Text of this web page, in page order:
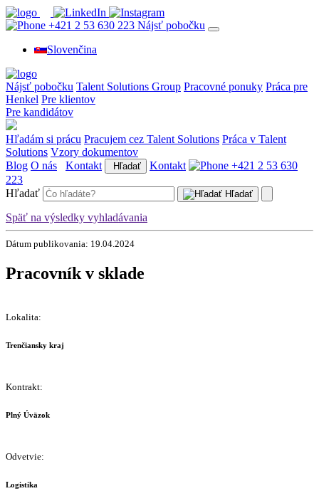
+421 2 53 630 223 Nájsť pobočku
Slovenčina
Nájsť pobočku Talent Solutions Group Pracovné ponuky Práca pre
Henkel Pre klientov
Pre kandidátov
Hľadám si prácu Pracujem cez Talent Solutions Práca v Talent
Solutions Vzory dokumentov
Blog O nás Kontakt Hľadať Kontakt
+421 2 53 630
223
Hľadať
Hľadať
Späť na výsledky vyhladávania
Dátum publikovania: 19.04.2024
Pracovník v sklade
Lokalita:
Trenčiansky kraj
Kontrakt:
Plný Úväzok
Odvetvie:
Logistika